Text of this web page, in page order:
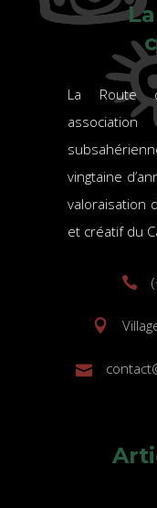
La Route
vingtaine
valoraisation
et créatif du